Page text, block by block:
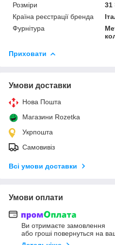
Розміри
31
Країна реєстрації бренда
Фурнітура
Приховати
Умови доставки
Нова Пошта
Магазини Rozetka
Укрпошта
Самовивіз
Всі умови доставки
Умови оплати
Ви отримаєте замовлення
або гроші повернуться на